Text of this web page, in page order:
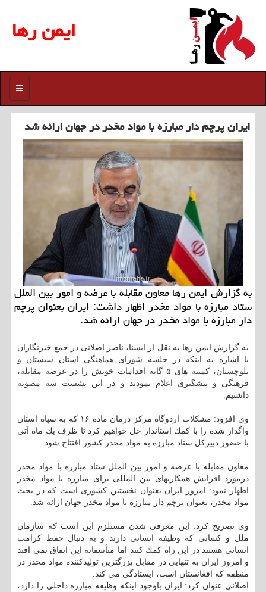
ایمن رها
منو
ایران پرچم دار مبارزه با مواد مخدر در جهان ارائه شد
به گزارش ایمن رها معاون مقابله با عرضه و امور بین الملل
ستاد مبارزه با مواد مخدر اظهار داشت: ایران بعنوان پرچم
دار مبارزه با مواد مخدر در جهان ارائه شد.
به گزارش ایمن رها به نقل از ایسنا، ناصر اصلانی در جمع خبرنگاران
با اشاره به اینكه در جلسه شورای هماهنگی استان سیستان و
بلوچستان، كمیته های ۵ گانه اقدامات خویش را در عرصه مقابله،
فرهنگی و پیشگیری اعلام نمودند و در این نشست سه مصوبه
داشتیم.
وی افزود: مشكلات اردوگاه مركز درمان ماده ۱۶ كه به سپاه استان
واگذار شده را با كمك استاندار حل خواهیم كرد تا ظرف یك ماه آتی
با حضور دبیركل ستاد مبارزه به مواد مخدر كشور افتتاح شود.
معاون مقابله با عرضه و امور بین الملل ستاد مبارزه با مواد مخدر
درمورد افزایش همكاریهای بین المللی برای مبارزه با مواد مخدر
اظهار نمود: امروز ایران بعنوان نخستین كشوری است كه در بحث
مواد مخدر، بعنوان پرچم دار مبارزه با مواد مخدر جهان ارائه شد.
وی تصریح كرد: این معرفی شدن مستلزم این است كه سازمان
ملل و كسانی كه وظیفه انسانی دارند و به دنبال حفظ كرامت
انسانی هستند در این راه كمك كنند اما متأسفانه این اتفاق نمی افتد
و امروز ایران به تنهایی در مقابل بزرگترین تولیدكننده مواد مخدر در
منطقه كه افغانستان است، ایستادگی می كند.
اصلانی عنوان كرد: ایران باوجود اینكه وظیفه مبارزه داخلی را دارد،